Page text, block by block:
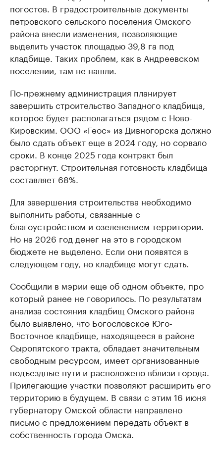
погостов. В градостроительные документы
петровского сельского поселения Омского
района внесли изменения, позволяющие
выделить участок площадью 39,8 га под
кладбище. Таких проблем, как в Андреевском
поселении, там не нашли.
По-прежнему администрация планирует
завершить строительство Западного кладбища,
которое будет располагаться рядом с Ново-
Кировским. ООО «Геос» из Дивногорска должно
было сдать объект еще в 2024 году, но сорвало
сроки. В конце 2025 года контракт был
расторгнут. Строительная готовность кладбища
составляет 68%.
Для завершения строительства необходимо
выполнить работы, связанные с
благоустройством и озеленением территории.
Но на 2026 год денег на это в городском
бюджете не выделено. Если они появятся в
следующем году, но кладбище могут сдать.
Сообщили в мэрии еще об одном объекте, про
который ранее не говорилось. По результатам
анализа состояния кладбищ Омского района
было выявлено, что Богословское Юго-
Восточное кладбище, находящееся в районе
Сыропятского тракта, обладает значительным
свободным ресурсом, имеет организованные
подъездные пути и расположено вблизи города.
Прилегающие участки позволяют расширить его
территорию в будущем. В связи с этим 16 июня
губернатору Омской области направлено
письмо с предложением передать объект в
собственность города Омска.